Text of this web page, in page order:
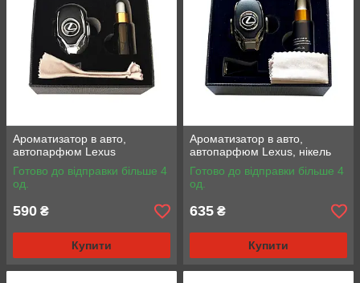
Ароматизатор в авто,
автопарфюм Lexus
Готово до відправки більше 4
од.
590 ₴
Купити
Ароматизатор в авто,
автопарфюм Lexus, нікель
Готово до відправки більше 4
од.
635 ₴
Купити